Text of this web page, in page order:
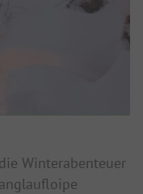
Winterabenteuer